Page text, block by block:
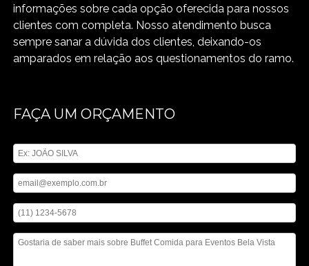
informações sobre cada opção oferecida para nossos
clientes com completa. Nosso atendimento busca
sempre sanar a dúvida dos clientes, deixando-os
amparados em relação aos questionamentos do ramo.
FAÇA UM ORÇAMENTO